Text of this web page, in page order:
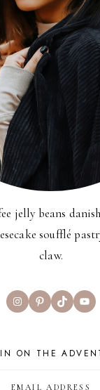
jelly beans
soufflé
claw.
InstagramPinterest
TikTok
ON THE